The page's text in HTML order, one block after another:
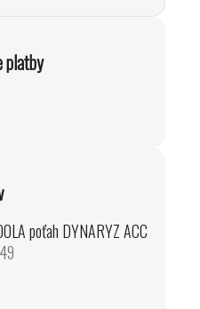
platby
poťah DYNARYZ ACC